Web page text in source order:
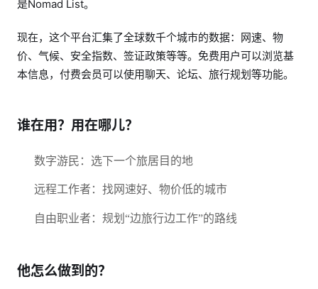
是Nomad List。
现在，这个平台汇集了全球数千个城市的数据：网速、物
价、气候、安全指数、签证政策等等。免费用户可以浏览基
本信息，付费会员可以使用聊天、论坛、旅行规划等功能。
谁在用？用在哪儿？
数字游民：选下一个旅居目的地
远程工作者：找网速好、物价低的城市
自由职业者：规划“边旅行边工作”的路线
他怎么做到的？